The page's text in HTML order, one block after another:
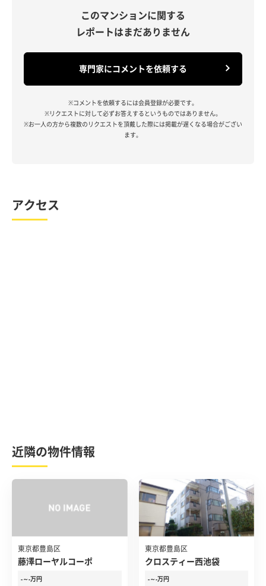
このマンションに関する
レポートはまだありません
専門家にコメントを依頼する
※コメントを依頼するには会員登録が必要です。
※リクエストに対して必ずお答えするというものではありません。
※お一人の方から複数のリクエストを頂戴した際には掲載が遅くなる場合がござい
ます。
アクセス
近隣の物件情報
東京都豊島区
藤澤ローヤルコーポ
-～-万円
東京都豊島区
クロスティー西池袋
-～-万円